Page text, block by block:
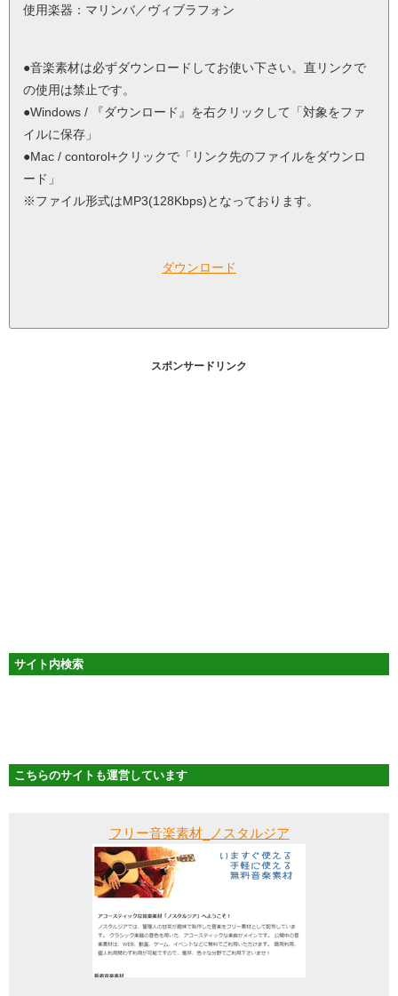
使用楽器：マリンバ／ヴィブラフォン
●音楽素材は必ずダウンロードしてお使い下さい。直リンクで
の使用は禁止です。
●Windows / 『ダウンロード』を右クリックして「対象をファ
イルに保存」
●Mac / contorol+クリックで「リンク先のファイルをダウンロ
ード」
※ファイル形式はMP3(128Kbps)となっております。
ダウンロード
スポンサードリンク
サイト内検索
こちらのサイトも運営しています
フリー音楽素材_ノスタルジア